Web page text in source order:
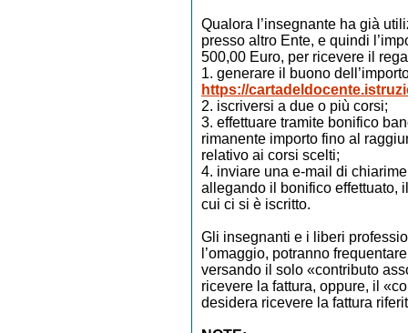
Qualora l’insegnante ha già
presso altro Ente, e quindi
500,00 Euro, per ricevere il
1. generare il buono
https://
2. iscriversi a due o più corsi;
3. effettuare tramite bonifico
rimanente importo fino al
relativo ai corsi scelti;
4. inviare una e-mail di
allegando il bonifico effettuato,
cui ci si è iscritto.
Gli insegnanti e i liberi
l’omaggio, potranno
versando il solo «contributo
ricevere la fattura, oppure, il
desidera ricevere la fattura